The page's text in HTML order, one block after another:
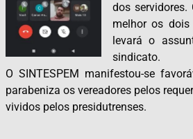
dos servidores.
melhor os dois
levará o
sindicato.
O SINTESPEM manifestou-se
parabeniza os vereadores pelos
vividos pelos presidutrenses.